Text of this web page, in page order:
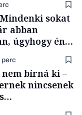
sokat
abban
úgyhogy én
akartam
perc
nem bírná ki –
nincsenek